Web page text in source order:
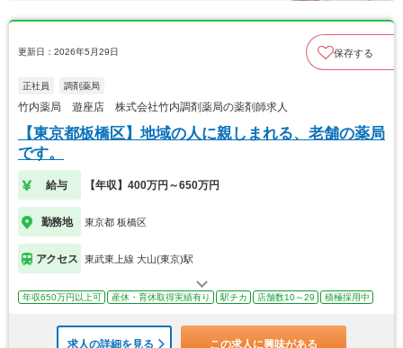
更新日：2026年5月29日 保存する
正社員 調剤薬局
竹内薬局 遊座店 株式会社竹内調剤薬局の薬剤師求人
【東京都板橋区】地域の人に親しまれる、老舗の薬局
です。
給与 【年収】400万円～650万円
勤務地 東京都 板橋区
アクセス 東武東上線 大山(東京)駅
年収650万円以上可 産休・育休取得実績有り 駅チカ 店舗数10～29 積極採用中
求人の詳細を見る この求人に興味がある